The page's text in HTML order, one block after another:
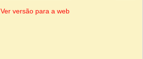
Ver versão para a web